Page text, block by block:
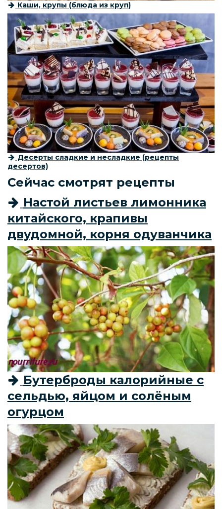
Каши, крупы (блюда из круп)
Десерты сладкие и несладкие (рецепты
десертов)
Сейчас смотрят рецепты
Настой листьев лимонника
китайского, крапивы
двудомной, корня одуванчика
Бутерброды калорийные с
сельдью, яйцом и солёным
огурцом